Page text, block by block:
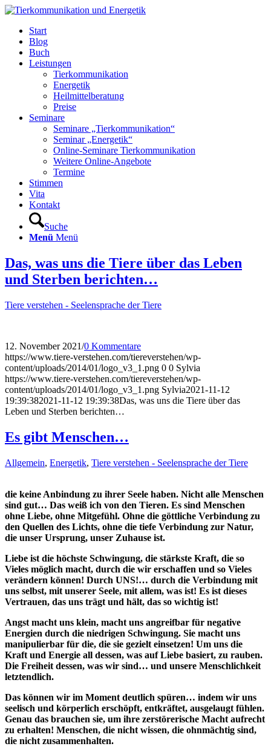
Start
Blog
Buch
Leistungen
Tierkommunikation
Energetik
Heilmittelberatung
Preise
Seminare
Seminare „Tierkommunikation“
Seminar „Energetik“
Online-Seminare Tierkommunikation
Weitere Online-Angebote
Termine
Stimmen
Vita
Kontakt
Suche
Menü Menü
Das, was uns die Tiere über das Leben
und Sterben berichten…
Tiere verstehen - Seelensprache der Tiere
12. November 2021/0 Kommentare
https://www.tiere-verstehen.com/tiereverstehen/wp-
content/uploads/2014/01/logo_v3_1.png 0 0 Sylvia
https://www.tiere-verstehen.com/tiereverstehen/wp-
content/uploads/2014/01/logo_v3_1.png Sylvia2021-11-12
19:39:382021-11-12 19:39:38Das, was uns die Tiere über das
Leben und Sterben berichten…
Es gibt Menschen…
Allgemein, Energetik, Tiere verstehen - Seelensprache der Tiere
die keine Anbindung zu ihrer Seele haben. Nicht alle Menschen
sind gut… Das weiß ich von den Tieren. Es sind Menschen
ohne Liebe, ohne Mitgefühl. Ohne die göttliche Verbindung zu
den Quellen des Lichts, ohne die tiefe Verbindung zur Natur,
die unser Ursprung, unser Zuhause ist.
Liebe ist die höchste Schwingung, die stärkste Kraft, die so
Vieles möglich macht, durch die wir erschaffen und so Vieles
verändern können! Durch UNS!… durch die Verbindung mit
uns selbst, mit unserer Seele, mit allem, was ist! Es ist dieses
Vertrauen, das uns trägt und hält, das so wichtig ist!
Angst macht uns klein, macht uns angreifbar für negative
Energien durch die niedrigen Schwingung. Sie macht uns
manipulierbar für die, die sie gezielt einsetzen! Um uns die
Kraft und Energie all dessen, was auf Liebe basiert, zu rauben.
Die Freiheit dessen, was wir sind… und unsere Menschlichkeit
letztendlich.
Das können wir im Moment deutlich spüren… indem wir uns
seelisch und körperlich erschöpft, entkräftet, ausgelaugt fühlen.
Genau das brauchen sie, um ihre zerstörerische Macht aufrecht
zu erhalten! Menschen, die nicht wissen, die ohnmächtig sind,
die nicht zusammenhalten.